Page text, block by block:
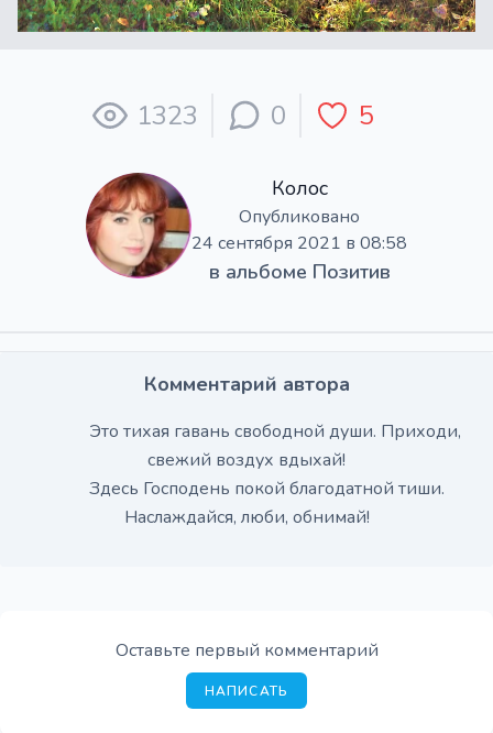
1323 0 5
Колос
Опубликовано
24 сентября 2021 в 08:58
в альбоме Позитив
Комментарий автора
Это тихая гавань свободной души. Приходи,
свежий воздух вдыхай!
Здесь Господень покой благодатной тиши.
Наслаждайся, люби, обнимай!
Оставьте первый комментарий
НАПИСАТЬ